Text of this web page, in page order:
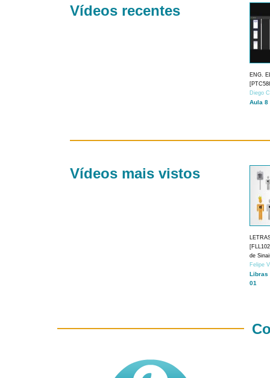
Vídeos recentes
ENG.
Diego
Aula 8
Vídeos mais vistos
de
Felipe
Libras
01